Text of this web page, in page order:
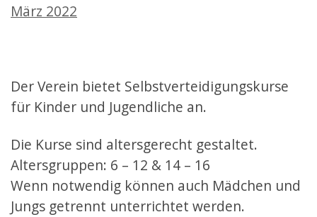
März 2022
Der Verein bietet Selbstverteidigungskurse
für Kinder und Jugendliche an.
Die Kurse sind altersgerecht gestaltet.
Altersgruppen: 6 – 12 & 14 – 16
Wenn notwendig können auch Mädchen und
Jungs getrennt unterrichtet werden.